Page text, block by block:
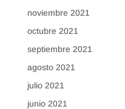
noviembre 2021
octubre 2021
septiembre 2021
agosto 2021
julio 2021
junio 2021